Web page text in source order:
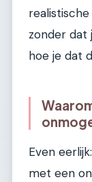
zonder dat
hoe je dat
Even
met een